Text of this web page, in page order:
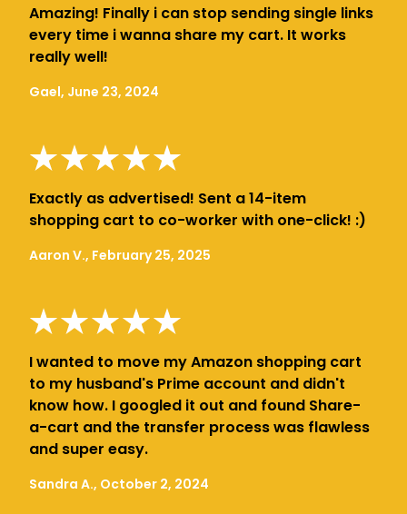
Amazing! Finally i can stop sending single links
every time i wanna share my cart. It works
really well!
Gael, June 23, 2024
Exactly as advertised! Sent a 14-item
shopping cart to co-worker with one-click! :)
Aaron V., February 25, 2025
I wanted to move my Amazon shopping cart
to my husband's Prime account and didn't
know how. I googled it out and found Share-
a-cart and the transfer process was flawless
and super easy.
Sandra A., October 2, 2024